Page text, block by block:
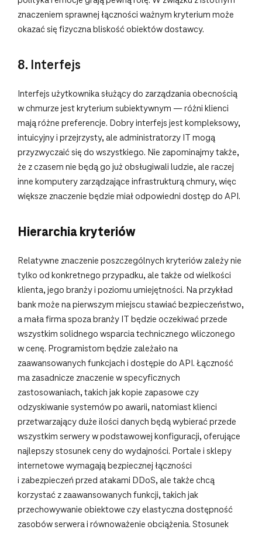
znaczeniem sprawnej łączności ważnym kryterium może
okazać się fizyczna bliskość obiektów dostawcy.
8. Interfejs
Interfejs użytkownika służący do zarządzania obecnością
w chmurze jest kryterium subiektywnym — różni klienci
mają różne preferencje. Dobry interfejs jest kompleksowy,
intuicyjny i przejrzysty, ale administratorzy IT mogą
przyzwyczaić się do wszystkiego. Nie zapominajmy także,
że z czasem nie będą go już obsługiwali ludzie, ale raczej
inne komputery zarządzające infrastrukturą chmury, więc
większe znaczenie będzie miał odpowiedni dostęp do API.
Hierarchia kryteriów
Relatywne znaczenie poszczególnych kryteriów zależy nie
tylko od konkretnego przypadku, ale także od wielkości
klienta, jego branży i poziomu umiejętności. Na przykład
bank może na pierwszym miejscu stawiać bezpieczeństwo,
a mała firma spoza branży IT będzie oczekiwać przede
wszystkim solidnego wsparcia technicznego wliczonego
w cenę. Programistom będzie zależało na
zaawansowanych funkcjach i dostępie do API. Łączność
ma zasadnicze znaczenie w specyficznych
zastosowaniach, takich jak kopie zapasowe czy
odzyskiwanie systemów po awarii, natomiast klienci
przetwarzający duże ilości danych będą wybierać przede
wszystkim serwery w podstawowej konfiguracji, oferujące
najlepszy stosunek ceny do wydajności. Portale i sklepy
internetowe wymagają bezpiecznej łączności
i zabezpieczeń przed atakami DDoS, ale także chcą
korzystać z zaawansowanych funkcji, takich jak
przechowywanie obiektowe czy elastyczna dostępność
zasobów serwera i równoważenie obciążenia. Stosunek